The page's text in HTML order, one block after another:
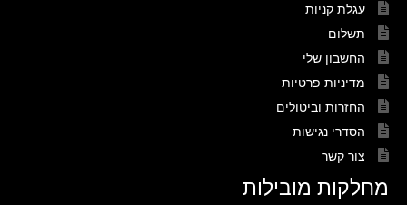
עגלת קניות
תשלום
החשבון שלי
מדיניות פרטיות
החזרות וביטולים
הסדרי נגישות
צור קשר
מחלקות מובילות